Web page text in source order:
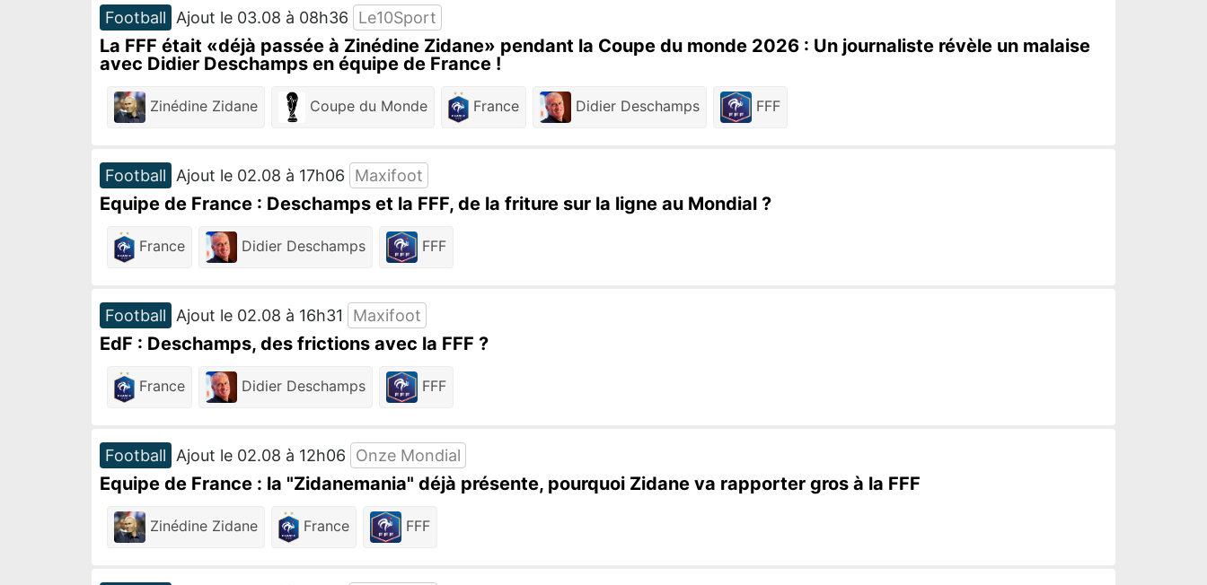
Football Ajout le 03.08 à 08h36 Le10Sport
La FFF était «déjà passée à Zinédine Zidane» pendant la Coupe du monde 2026 : Un journaliste révèle un malaise
avec Didier Deschamps en équipe de France !
Zinédine Zidane Coupe du Monde France Didier Deschamps FFF
Football Ajout le 02.08 à 17h06 Maxifoot
Equipe de France : Deschamps et la FFF, de la friture sur la ligne au Mondial ?
France Didier Deschamps FFF
Football Ajout le 02.08 à 16h31 Maxifoot
EdF : Deschamps, des frictions avec la FFF ?
France Didier Deschamps FFF
Football Ajout le 02.08 à 12h06 Onze Mondial
Equipe de France : la "Zidanemania" déjà présente, pourquoi Zidane va rapporter gros à la FFF
Zinédine Zidane France FFF